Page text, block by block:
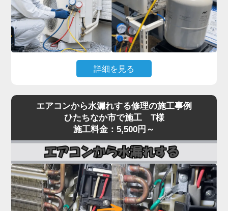
詳細を見る
い、効きが弱いという症状は、当店でも特にご相談
が多いトラブルです。
原因は多岐にわたり、フィルター・熱交換器の目詰
まり、冷媒ガス不足、コンプレッサー異常、基板・
センサー故障、室外機の通気不良など、複数の要因
が絡んでいるケースもあります。
実際の現場では、長年メンテナンスを行っていない
機種で、フィン目詰まりや冷媒回路の不調、ファン
エアコンから水漏れする修理の施工事例
ひたちなか市で施工 T様
施工料金：5,500円～